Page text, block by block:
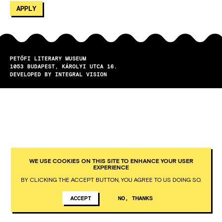
PETŐFI LITERARY MUSEUM
1053
BUDAPEST
KÁROLYI UTCA 16.
DEVELOPED BY INTEGRAL VISION
WE USE COOKIES ON THIS SITE TO ENHANCE YOUR USER
EXPERIENCE
BY CLICKING THE ACCEPT BUTTON, YOU AGREE TO US DOING SO.
ACCEPT NO, THANKS